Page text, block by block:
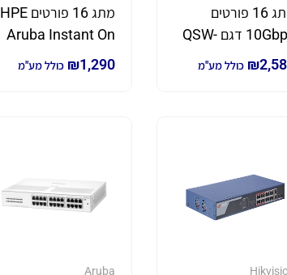
מתג 16 פורטים
10Gbps דגם QSW-
₪ כולל מע"מ
מתג 16 פורטים HPE
Aruba Instant On
1430 16G Class4
₪1,290 כולל מע"מ
Aruba